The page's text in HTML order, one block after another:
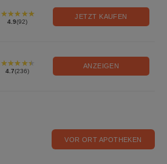
4.9(92)
JETZT KAUFEN
4.7(236)
ANZEIGEN
VOR ORT APOTHEKEN